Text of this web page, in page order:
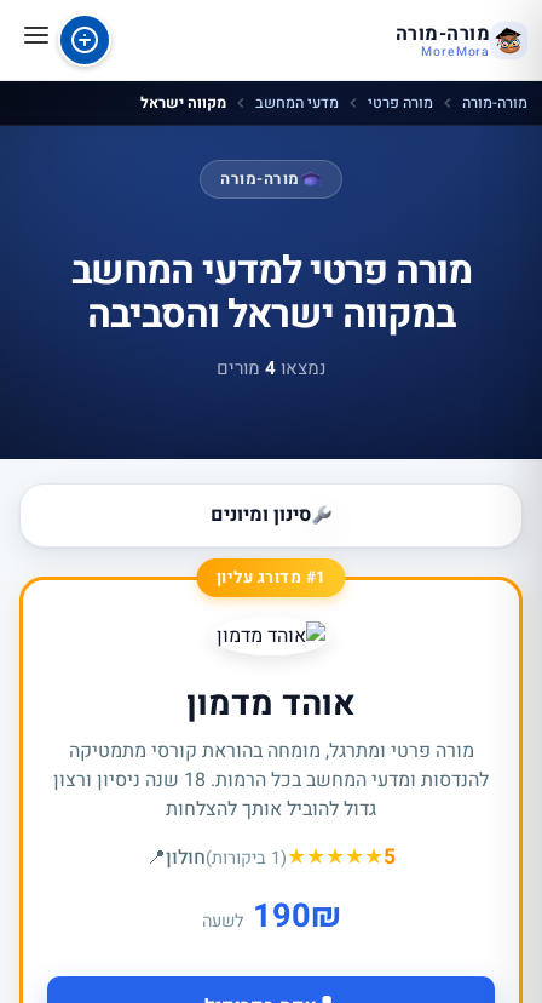
מורה-מורה
MoreMora
מורה-מורה מורה פרטי מדעי המחשב מקווה ישראל
מורה-מורה
מורה פרטי למדעי המחשב
במקווה ישראל והסביבה
נמצאו4 מורים
סינון ומיונים
#1 מדורג עליון
אוהד מדמון
מורה פרטי ומתרגל, מומחה בהוראת קורסי מתמטיקה
להנדסות ומדעי המחשב בכל הרמות. 18 שנה ניסיון ורצון
גדול להוביל אותך להצלחות
(1 ביקורות)★★★★★5 חולון📍
₪
190 לשעה